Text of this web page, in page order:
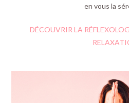
en vous la
DÉCOUVRIR LA